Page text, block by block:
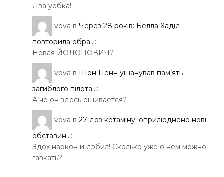
Два уебка!
vova в Через 28 років: Белла Хадід
повторила обра...:
Новая ЙОЛОПОВИЧ?
vova в Шон Пенн ушанував пам’ять
загиблого пілота...:
А че он здесь ошивается?
vova в 27 доз кетаміну: оприлюднено нові
обставин...:
Здох наркон и дэбил! Сколько уже о нем можно
гавкать?